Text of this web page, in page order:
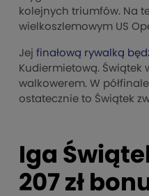
kolejnych triumfów. Na
wielkoszlemowym US
Jej finałową rywalką
Kudiermietową. Świątek
walkowerem. W
ostatecznie to Świątek
Iga
207 zł